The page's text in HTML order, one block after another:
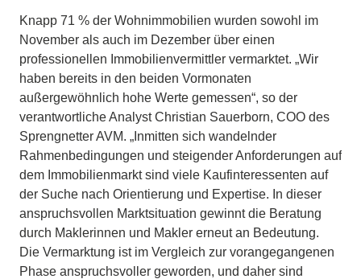
Knapp 71 % der Wohnimmobilien wurden sowohl im
November als auch im Dezember über einen
professionellen Immobilienvermittler vermarktet. „Wir
haben bereits in den beiden Vormonaten
außergewöhnlich hohe Werte gemessen“, so der
verantwortliche Analyst Christian Sauerborn, COO des
Sprengnetter AVM. „Inmitten sich wandelnder
Rahmenbedingungen und steigender Anforderungen auf
dem Immobilienmarkt sind viele Kaufinteressenten auf
der Suche nach Orientierung und Expertise. In dieser
anspruchsvollen Marktsituation gewinnt die Beratung
durch Maklerinnen und Makler erneut an Bedeutung.
Die Vermarktung ist im Vergleich zur vorangegangenen
Phase anspruchsvoller geworden, und daher sind